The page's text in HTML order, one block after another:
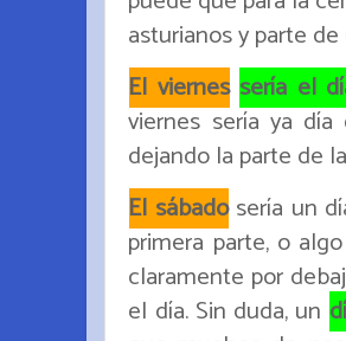
asturianos y parte de
El viernes sería el
viernes sería ya
dejando la parte de
El sábadosería un
primera parte, o
claramente por
el día. Sin duda, un